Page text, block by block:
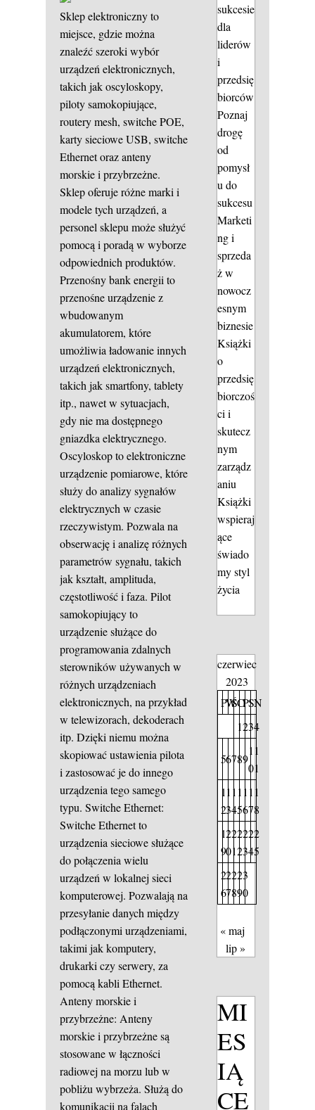
Sklep elektroniczny to
miejsce, gdzie można
znaleźć szeroki wybór
urządzeń elektronicznych,
takich jak oscyloskopy,
piloty samokopiujące,
routery mesh, switche POE,
karty sieciowe USB, switche
Ethernet oraz anteny
morskie i przybrzeżne.
Sklep oferuje różne marki i
modele tych urządzeń, a
personel sklepu może służyć
pomocą i poradą w wyborze
odpowiednich produktów.
Przenośny bank energii to
przenośne urządzenie z
wbudowanym
akumulatorem, które
umożliwia ładowanie innych
urządzeń elektronicznych,
takich jak smartfony, tablety
itp., nawet w sytuacjach,
gdy nie ma dostępnego
gniazdka elektrycznego.
Oscyloskop to elektroniczne
urządzenie pomiarowe, które
służy do analizy sygnałów
elektrycznych w czasie
rzeczywistym. Pozwala na
obserwację i analizę różnych
parametrów sygnału, takich
jak kształt, amplituda,
częstotliwość i faza. Pilot
samokopiujący to
urządzenie służące do
programowania zdalnych
sterowników używanych w
różnych urządzeniach
elektronicznych, na przykład
w telewizorach, dekoderach
itp. Dzięki niemu można
skopiować ustawienia pilota
i zastosować je do innego
urządzenia tego samego
typu. Switche Ethernet:
Switche Ethernet to
urządzenia sieciowe służące
do połączenia wielu
urządzeń w lokalnej sieci
komputerowej. Pozwalają na
przesyłanie danych między
podłączonymi urządzeniami,
takimi jak komputery,
drukarki czy serwery, za
pomocą kabli Ethernet.
Anteny morskie i
przybrzeżne: Anteny
morskie i przybrzeżne są
stosowane w łączności
radiowej na morzu lub w
pobliżu wybrzeża. Służą do
komunikacji na falach
sukcesie
dla
liderów
i
przedsię
biorców
Poznaj
drogę
od
pomysł
u do
sukcesu
Marketi
ng i
sprzeda
ż w
nowocz
esnym
biznesie
Książki
o
przedsię
biorczoś
ci i
skutecz
nym
zarządz
aniu
Książki
wspieraj
ące
świado
my styl
życia
czerwiec
2023
PW
ŚCPSN
1234
56789
1
0
1
1
1
2
1
3
1
4
1
5
1
6
1
7
1
8
1
9
2
0
2
1
2
2
2
3
2
4
2
5
2
6
2
7
2
8
2
9
3
0
« maj
lip »
MI
ES
IĄ
CE